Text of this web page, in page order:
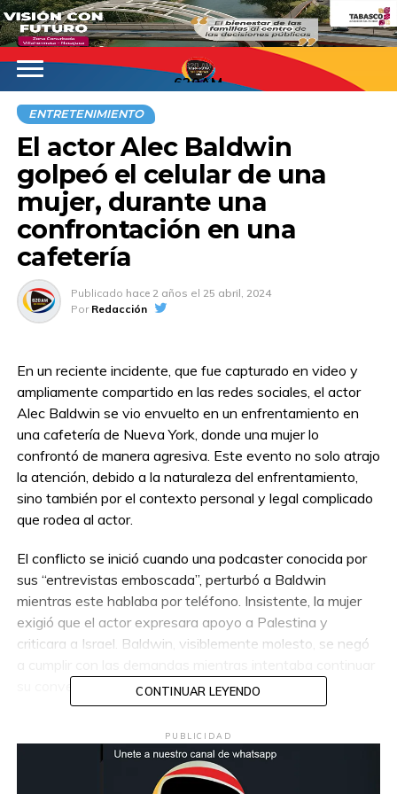
620AM
ENTRETENIMIENTO
El actor Alec Baldwin
golpeó el celular de una
mujer, durante una
confrontación en una
cafetería
Publicado hace 2 años el 25 abril, 2024
Por Redacción
En un reciente incidente, que fue capturado en video y
ampliamente compartido en las redes sociales, el actor
Alec Baldwin se vio envuelto en un enfrentamiento en
una cafetería de Nueva York, donde una mujer lo
confrontó de manera agresiva. Este evento no solo atrajo
la atención, debido a la naturaleza del enfrentamiento,
sino también por el contexto personal y legal complicado
que rodea al actor.
El conflicto se inició cuando una podcaster conocida por
sus “entrevistas emboscada”, perturbó a Baldwin
mientras este hablaba por teléfono. Insistente, la mujer
exigió que el actor expresara apoyo a Palestina y
criticara a Israel. Baldwin, visiblemente molesto, se negó
su conversación telefónica.
incidente en el set de la película ‘Rust’, donde falleció la
directora de fotografía, Halyna Hutchins, en un accidente
con un arma de fuego involucrando a Baldwin.
CONTINUAR LEYENDO
PUBLICIDAD